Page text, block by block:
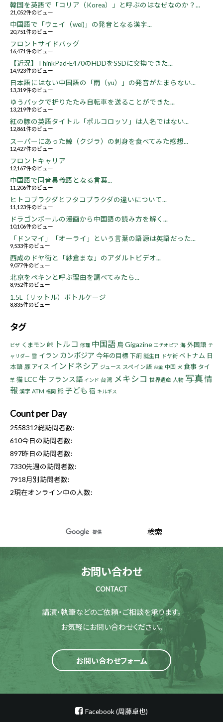
韓国を英語で「コリア（Korea）」と呼ぶのはなぜなのか？...
21,052件のビュー
中国語で「ウェイ（wei)」の発音となる漢字...
20,751件のビュー
フロントサイドバッグ
16,471件のビュー
【近況】ThinkPad-E470のHDDをSSDに交換できた...
14,923件のビュー
日本語にはない中国語の「雨（yu）」の発音がたまらない...
13,319件のビュー
ゆうパックで折りたたみ自転車を送ることができた...
13,219件のビュー
紅の豚の英語タイトル「ポルコロッソ」は人名ではない...
12,861件のビュー
スーパーにあった鯨（クジラ）の刺身を食べてみた感想...
12,427件のビュー
フロントキャリア
12,167件のビュー
中国語で同音異義語となる言葉...
11,206件のビュー
ヒトコブラクダとフタコブラクダの違いについて...
11,123件のビュー
ドラゴンボールの漫画から中国語の読み方を解く...
10,106件のビュー
「ドンマイ」「オーライ」という言葉の語源は英語だった...
9,533件のビュー
西成のドヤ街と「紗倉まな」のアダルトビデオ...
9,077件のビュー
北京をペキンと呼ぶ理由を調べてみたら...
8,952件のビュー
1.5L（リットル）ボトルケージ
8,835件のビュー
タグ
ビザ くまモン 峠 トルコ 修理 中国語 鳥Gigazine エチオピア 海 外国語 チ
ャリダー 雪 イラン カンボジア 今年の目標 下痢 誕生日 ドヤ街 ベトナム 日
本語 豚 アイス インドネシア ジュース スペイン語 お金 中国 犬 食事 タイ
羊 猫LCC 牛 フランス語 インド 台湾 メキシコ 世界遺産 人物 写真 情
報 漢字 ATM 福岡 熊子ども 宿 キルギス
Count per Day
2558312総訪問者数:
610今日の訪問者数:
897昨日の訪問者数:
7330先週の訪問者数:
7918月別訪問者数:
2現在オンライン中の人数:
お問い合わせ
CONTACT
講演・執筆などのご依頼・ご相談を承ります。
お気軽にお問い合わせください。
お問い合わせフォーム
Facebook (周藤卓也)